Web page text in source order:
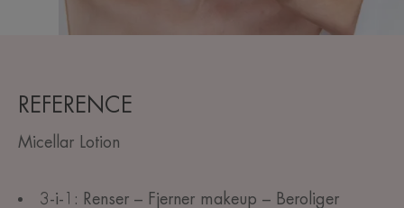
REFERENCE
Micellar Lotion
3-i-1: Renser – Fjerner makeup – Beroliger